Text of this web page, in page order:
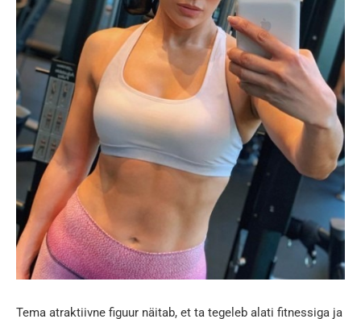
Tema atraktiivne figuur näitab, et ta tegeleb alati fitnessiga ja